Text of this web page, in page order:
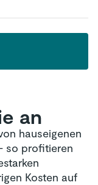
die
neu
können
auch für
erkunden –
oder
Menschen
Sie Ihren
ohne
geachtet
an
hauseigenen
so profitieren
Kosten auf